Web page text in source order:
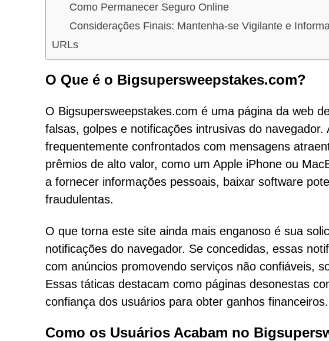
Como Permanecer Seguro Online
Considerações Finais: Mantenha-se Vigilante e
URLs
O Que é o Bigsupersweepstakes.com?
O Bigsupersweepstakes.com é uma página da web
falsas, golpes e notificações intrusivas do
frequentemente confrontados com mensagens
prêmios de alto valor, como um Apple iPhone ou
a fornecer informações pessoais, baixar software
fraudulentas.
O que torna este site ainda mais enganoso é sua
notificações do navegador. Se concedidas, essas
com anúncios promovendo serviços não confiáveis,
Essas táticas destacam como páginas desonestas
confiança dos usuários para obter ganhos financeiros.
Como os Usuários Acabam no